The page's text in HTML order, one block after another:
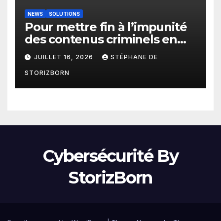
NEWS SOLUTIONS
Pour mettre fin à l’impunité
des contenus criminels en
ligne : Moderering met
gratuitement sa technologie
de détection à disposition de
toutes les agences
JUILLET 16, 2026 STÉPHANE DE
STORIZBORN
Cybersécurité By
StorizBorn